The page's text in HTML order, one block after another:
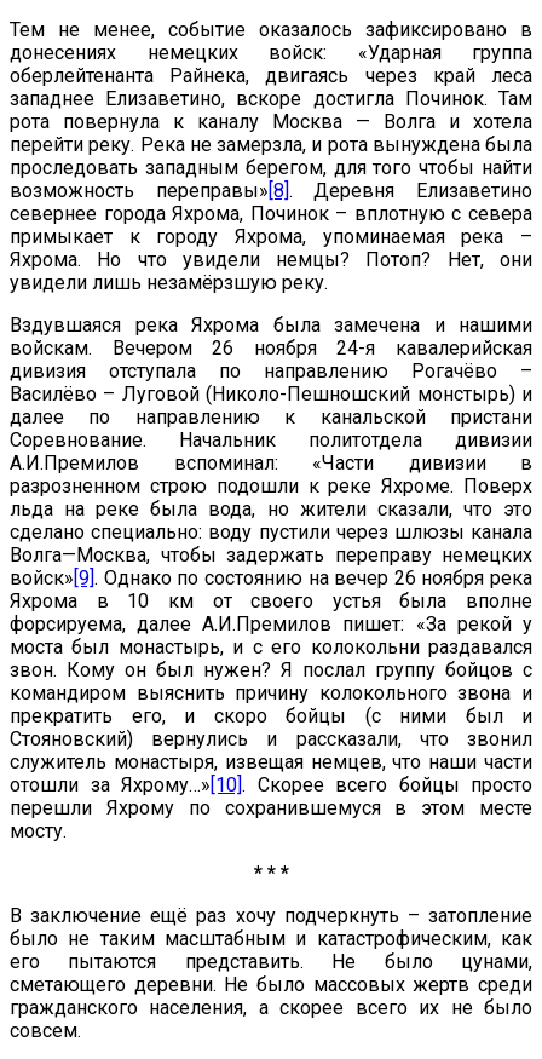
Тем не менее, событие оказалось зафиксировано в
донесениях немецких войск: «Ударная группа
оберлейтенанта Райнека, двигаясь через край леса
западнее Елизаветино, вскоре достигла Починок. Там
рота повернула к каналу Москва — Волга и хотела
перейти реку. Река не замерзла, и рота вынуждена была
проследовать западным берегом, для того чтобы найти
возможность переправы»[8]. Деревня Елизаветино
севернее города Яхрома, Починок – вплотную с севера
примыкает к городу Яхрома, упоминаемая река –
Яхрома. Но что увидели немцы? Потоп? Нет, они
увидели лишь незамёрзшую реку.
Вздувшаяся река Яхрома была замечена и нашими
войскам. Вечером 26 ноября 24-я кавалерийская
дивизия отступала по направлению Рогачёво –
Василёво – Луговой (Николо-Пешношский монстырь) и
далее по направлению к канальской пристани
Соревнование. Начальник политотдела дивизии
А.И.Премилов вспоминал: «Части дивизии в
разрозненном строю подошли к реке Яхроме. Поверх
льда на реке была вода, но жители сказали, что это
сделано специально: воду пустили через шлюзы канала
Волга—Москва, чтобы задержать переправу немецких
войск»[9]. Однако по состоянию на вечер 26 ноября река
Яхрома в 10 км от своего устья была вполне
форсируема, далее А.И.Премилов пишет: «За рекой у
моста был монастырь, и с его колокольни раздавался
звон. Кому он был нужен? Я послал группу бойцов с
командиром выяснить причину колокольного звона и
прекратить его, и скоро бойцы (с ними был и
Стояновский) вернулись и рассказали, что звонил
служитель монастыря, извещая немцев, что наши части
отошли за Яхрому…»[10]. Скорее всего бойцы просто
перешли Яхрому по сохранившемуся в этом месте
мосту.
* * *
В заключение ещё раз хочу подчеркнуть – затопление
было не таким масштабным и катастрофическим, как
его пытаются представить. Не было цунами,
сметающего деревни. Не было массовых жертв среди
гражданского населения, а скорее всего их не было
совсем.